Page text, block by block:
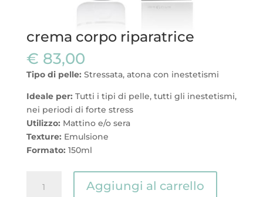
crema corpo riparatrice
€ 83,00
Tipo di pelle: Stressata, atona con inestetismi
Ideale per: Tutti i tipi di pelle, tutti gli inestetismi,
nei periodi di forte stress
Utilizzo: Mattino e/o sera
Texture: Emulsione
Formato: 150ml
corpo
Aggiungi al carrello